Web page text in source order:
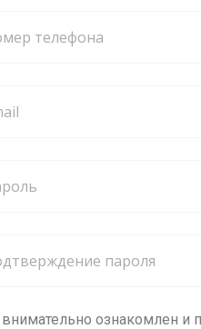
ознакомлен и